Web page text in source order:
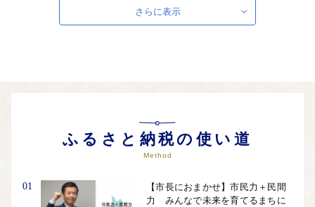
んご、カシス、ホタテなど豊富な食材に恵まれています。ま
た、日本を代表する火祭り「青森ねぶた祭」や世界遺産登録が
さらに表示
ふるさと納税の使い道
Method
01
【市長におまかせ】市民力＋民間
力 みんなで未来を育てるまちに